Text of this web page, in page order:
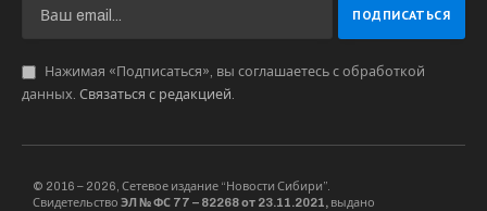
Нажимая «Подписаться», вы соглашаетесь с обработкой
данных. Связаться с редакцией.
© 2016 – 2026, Сетевое издание “Новости Сибири”.
Свидетельство ЭЛ № ФС 77 – 82268 от 23.11.2021, выдано